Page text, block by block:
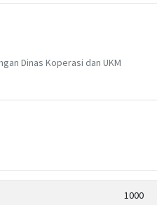
Dinas Koperasi dan UKM
1000